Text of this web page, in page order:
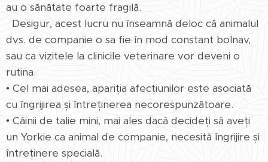
au o sănătate foarte fragilă.
Desigur, acest lucru nu înseamnă deloc că animalul
dvs. de companie o sa fie în mod constant bolnav,
sau ca vizitele la clinicile veterinare vor deveni o
rutina.
• Cel mai adesea, apariția afecțiunilor este asociată
cu îngrijirea și întreținerea necorespunzătoare.
• Câinii de talie mini, mai ales dacă decideți să aveți
un Yorkie ca animal de companie, necesită îngrijire și
întreținere specială.